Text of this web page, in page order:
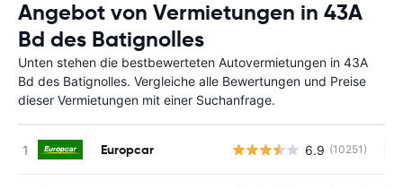
Angebot von Vermietungen in 43A
Bd des Batignolles
Unten stehen die bestbewerteten Autovermietungen in 43A
Bd des Batignolles. Vergleiche alle Bewertungen und Preise
dieser Vermietungen mit einer Suchanfrage.
Europcar 6.9 (10251)